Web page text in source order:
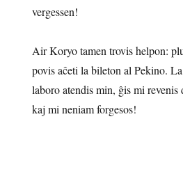
vergessen!
Air Koryo tamen trovis helpon:
povis aĉeti la bileton al Pekino.
laboro atendis min, ĝis mi
kaj mi neniam forgesos!